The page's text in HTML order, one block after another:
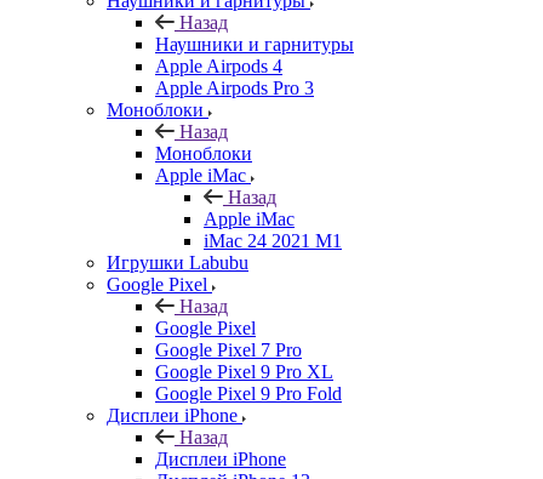
Назад
Наушники и гарнитуры
Apple Airpods 4
Apple Airpods Pro 3
Моноблоки
Назад
Моноблоки
Apple iMac
Назад
Apple iMac
iMac 24 2021 M1
Игрушки Labubu
Google Pixel
Назад
Google Pixel
Google Pixel 7 Pro
Google Pixel 9 Pro XL
Google Pixel 9 Pro Fold
Дисплеи iPhone
Назад
Дисплеи iPhone